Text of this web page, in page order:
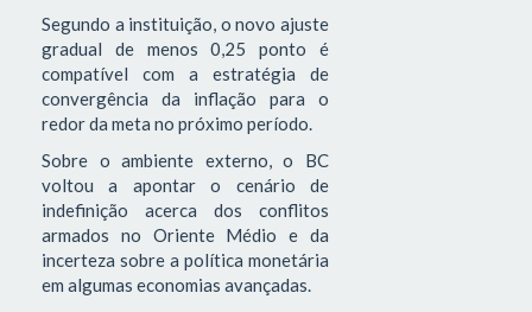
Segundo a instituição, o novo ajuste
gradual de menos 0,25 ponto é
compatível com a estratégia de
convergência da inflação para o
redor da meta no próximo período.
Sobre o ambiente externo, o BC
voltou a apontar o cenário de
indefinição acerca dos conflitos
armados no Oriente Médio e da
incerteza sobre a política monetária
em algumas economias avançadas.